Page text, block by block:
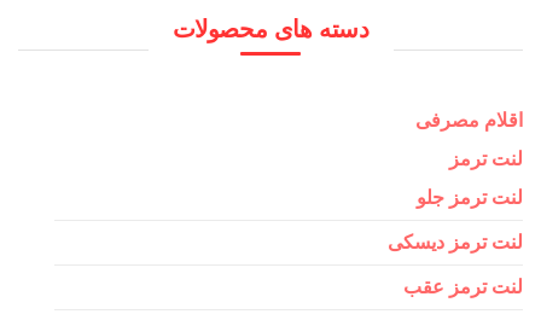
دسته های محصولات
اقلام مصرفی
لنت ترمز
لنت ترمز جلو
لنت ترمز دیسکی
لنت ترمز عقب